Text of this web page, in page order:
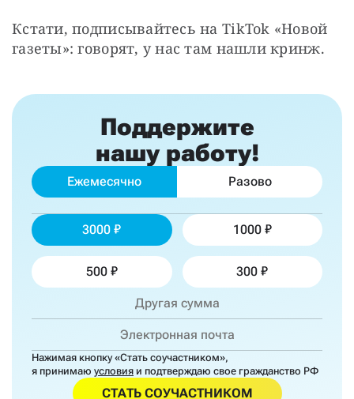
Кстати, подписывайтесь на TikTok «Новой
газеты»: говорят, у нас там нашли кринж.
Поддержите
нашу работу!
Ежемесячно Разово
3000 1000
500 300
Нажимая кнопку «Стать соучастником»,
я принимаю условия и подтверждаю свое гражданство РФ
СТАТЬ СОУЧАСТНИКОМ